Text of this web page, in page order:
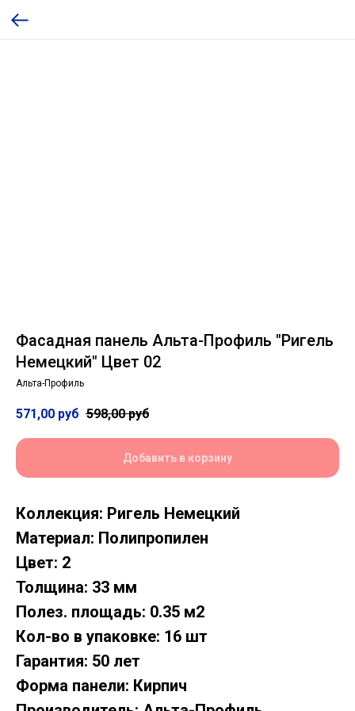
Фасадная панель Альта-Профиль "Ригель
Немецкий" Цвет 02
Альта-Профиль
571,00 руб 598,00 руб
Добавить в корзину
Коллекция: Ригель Немецкий
Материал: Полипропилен
Цвет: 2
Толщина: 33 мм
Полез. площадь: 0.35 м2
Кол-во в упаковке: 16 шт
Гарантия: 50 лет
Форма панели: Кирпич